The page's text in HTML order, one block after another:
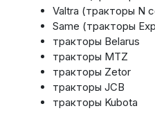
Valtra (тракторы N
Same (тракторы
тракторы Belarus
тракторы MTZ
тракторы Zetor
тракторы JCB
тракторы Kubota